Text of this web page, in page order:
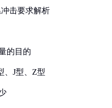
击要求解析
的目的
、J型、Z型